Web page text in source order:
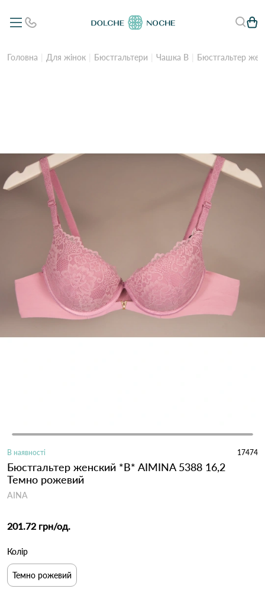
Головна Для жінок Бюстгальтери Чашка B Бюстгальтер
В наявності 17474
Бюстгальтер женский *B* AIMINA 5388 16,2
Темно рожевий
AINA
201.72 грн/од.
Колір
Темно рожевий